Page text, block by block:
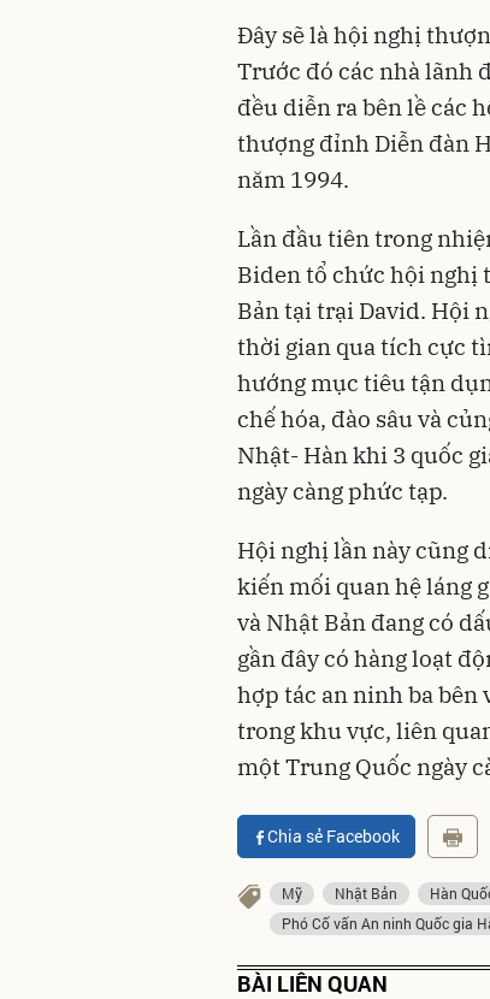
Đây sẽ là hội nghị
Trước đó các nhà lãnh
đều diễn ra bên lề các
thượng đỉnh Diễn đàn
năm 1994.
Lần đầu tiên trong
Biden tổ chức hội nghị
Bản tại trại David. Hội
thời gian qua tích cực
hướng mục tiêu tận
chế hóa, đào sâu và
Nhật- Hàn khi 3 quốc
ngày càng phức tạp.
Hội nghị lần này cũng
kiến mối quan hệ láng
và Nhật Bản đang có
gần đây có hàng loạt
hợp tác an ninh ba
trong khu vực, liên
một Trung Quốc ngày
Chia sẻ Facebook
Mỹ Nhật Bản Hàn
Phó Cố vấn An ninh Quốc gia
BÀI LIÊN QUAN